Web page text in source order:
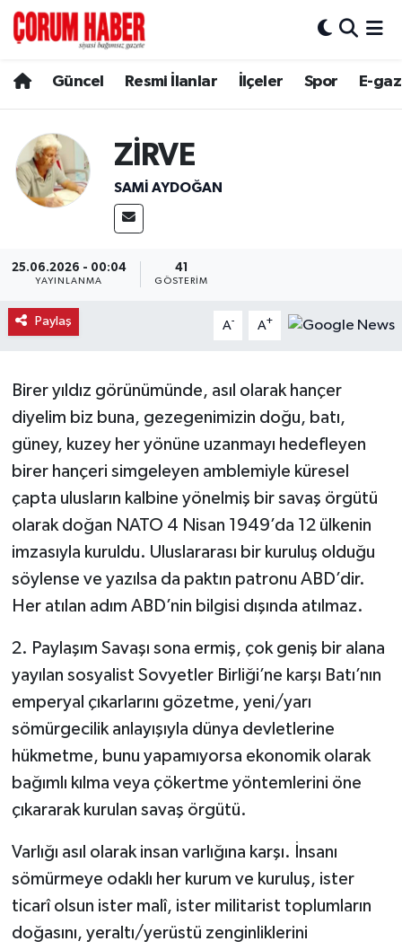
Güncel Resmi İlanlar İlçeler Spor E-
ZİRVE
SAMI AYDOĞAN
25.06.2026 - 00:04
YAYINLANMA
41
GÖSTERIM
Paylaş A- A+
Birer yıldız görünümünde, asıl olarak hançer
diyelim biz buna, gezegenimizin doğu, batı,
güney, kuzey her yönüne uzanmayı hedefleyen
birer hançeri simgeleyen amblemiyle küresel
çapta ulusların kalbine yönelmiş bir savaş örgütü
olarak doğan NATO 4 Nisan 1949’da 12 ülkenin
imzasıyla kuruldu. Uluslararası bir kuruluş olduğu
söylense ve yazılsa da paktın patronu ABD’dir.
Her atılan adım ABD’nin bilgisi dışında atılmaz.
2. Paylaşım Savaşı sona ermiş, çok geniş bir alana
yayılan sosyalist Sovyetler Birliği’ne karşı Batı’nın
emperyal çıkarlarını gözetme, yeni/yarı
sömürgecilik anlayışıyla dünya devletlerine
hükmetme, bunu yapamıyorsa ekonomik olarak
bağımlı kılma veya çökertme yöntemlerini öne
çıkararak kurulan savaş örgütü.
Varlığı asıl olarak insan varlığına karşı. İnsanı
sömürmeye odaklı her kurum ve kuruluş, ister
ticarî olsun ister malî, ister militarist toplumların
doğasını, yeraltı/yerüstü zenginliklerini
Spor
Resmi İlanlar
Alaca
İskilip
Kargı
Laçin
Mecitözü
Sungurlu
Uğurludağ
Sağlık
Hava Durumu
Çorum Namaz Vakitleri
Trafik Durumu
Haber Arşivi